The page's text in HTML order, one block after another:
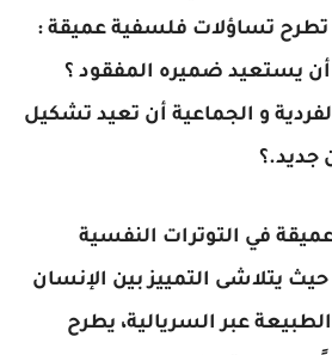
تطرح تساؤلات فلسفية عميقة :
يستعيد ضميره المفقود ؟
و الجماعية أن تعيد تشكيل
جديد.؟
في التوترات النفسية
حيث يتلاشى التمييز بين الإنسان
الطبيعة عبر السريالية، يطرح